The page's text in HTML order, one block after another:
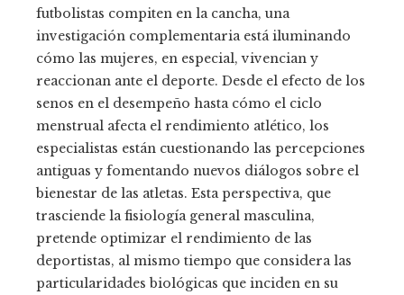
futbolistas compiten en la cancha, una
investigación complementaria está iluminando
cómo las mujeres, en especial, vivencian y
reaccionan ante el deporte. Desde el efecto de los
senos en el desempeño hasta cómo el ciclo
menstrual afecta el rendimiento atlético, los
especialistas están cuestionando las percepciones
antiguas y fomentando nuevos diálogos sobre el
bienestar de las atletas. Esta perspectiva, que
trasciende la fisiología general masculina,
pretende optimizar el rendimiento de las
deportistas, al mismo tiempo que considera las
particularidades biológicas que inciden en su